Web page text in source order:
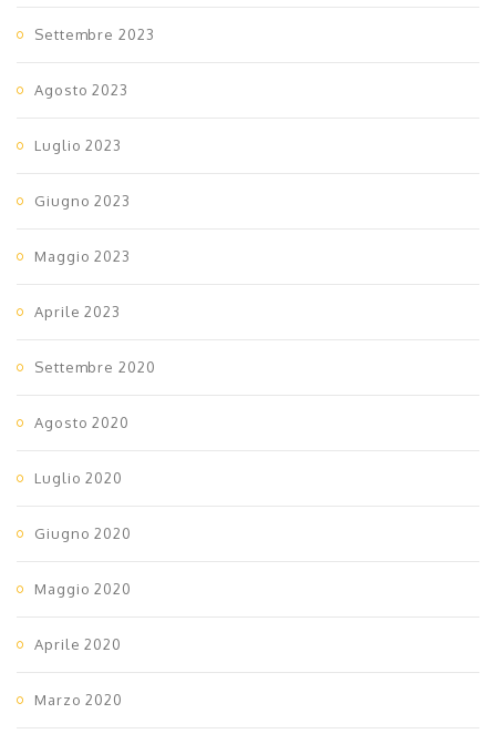
Settembre 2023
Agosto 2023
Luglio 2023
Giugno 2023
Maggio 2023
Aprile 2023
Settembre 2020
Agosto 2020
Luglio 2020
Giugno 2020
Maggio 2020
Aprile 2020
Marzo 2020